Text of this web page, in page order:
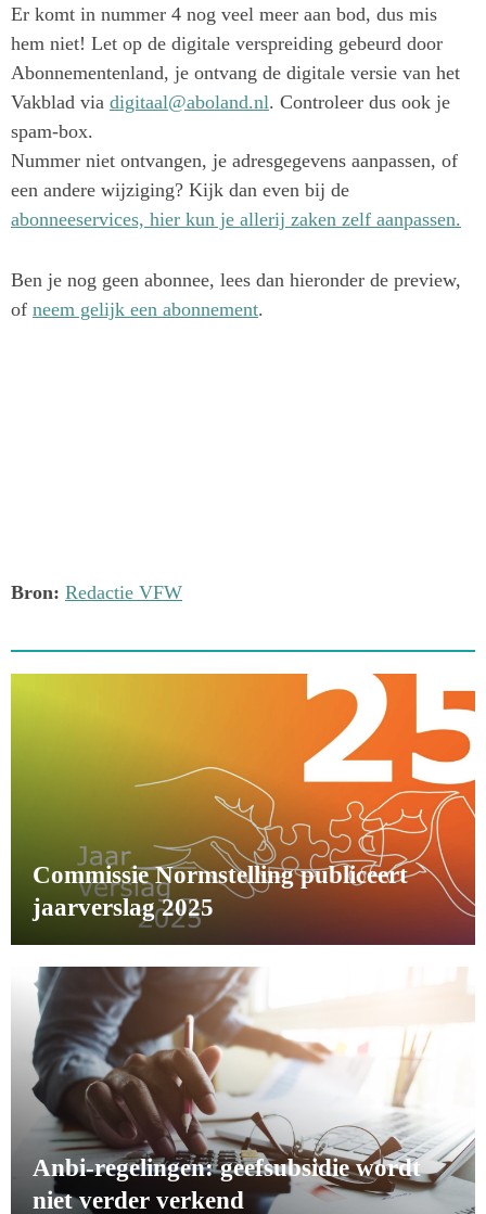
Er komt in nummer 4 nog veel meer aan bod, dus mis
hem niet! Let op de digitale verspreiding gebeurd door
Abonnementenland, je ontvang de digitale versie van het
Vakblad via digitaal@aboland.nl. Controleer dus ook je
spam-box.
Nummer niet ontvangen, je adresgegevens aanpassen, of
een andere wijziging? Kijk dan even bij de
abonneeservices, hier kun je allerij zaken zelf aanpassen.
Ben je nog geen abonnee, lees dan hieronder de preview,
of neem gelijk een abonnement.
Bron: Redactie VFW
Commissie Normstelling publiceert
jaarverslag 2025
Anbi-regelingen: geefsubsidie wordt
niet verder verkend